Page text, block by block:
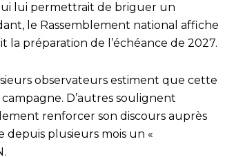
lui permettrait de briguer un
le Rassemblement national affiche
préparation de l’échéance de 2027.
observateurs estiment que cette
D’autres soulignent
renforcer son discours auprès
depuis plusieurs mois un «